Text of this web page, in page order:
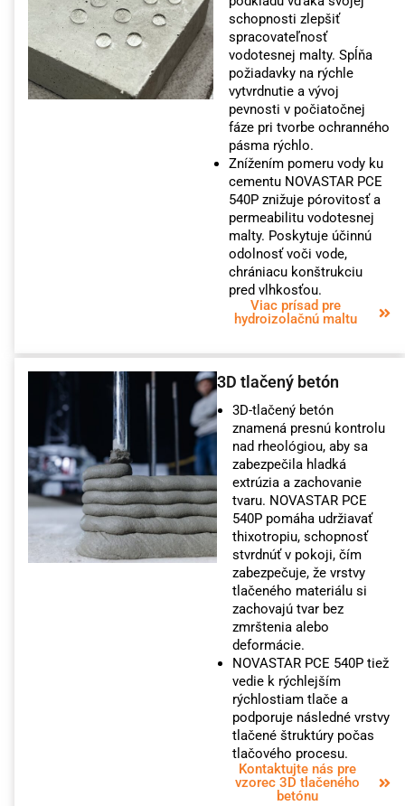
schopnosti zlepšiť
spracovateľnosť
vodotesnej malty. Spĺňa
požiadavky na rýchle
vytvrdnutie a vývoj
pevnosti v počiatočnej
fáze pri tvorbe ochranného
pásma rýchlo.
Znížením pomeru vody ku
cementu NOVASTAR PCE
540P znižuje pórovitosť a
permeabilitu vodotesnej
malty. Poskytuje účinnú
odolnosť voči vode,
chrániacu konštrukciu
pred vlhkosťou.
Viac prísad pre
hydroizolačnú maltu
3D tlačený betón
3D-tlačený betón
znamená presnú kontrolu
nad rheológiou, aby sa
zabezpečila hladká
extrúzia a zachovanie
tvaru. NOVASTAR PCE
540P pomáha udržiavať
thixotropiu, schopnosť
stvrdnúť v pokoji, čím
zabezpečuje, že vrstvy
tlačeného materiálu si
zachovajú tvar bez
zmrštenia alebo
deformácie.
NOVASTAR PCE 540P tiež
vedie k rýchlejším
rýchlostiam tlače a
podporuje následné vrstvy
tlačené štruktúry počas
tlačového procesu.
Kontaktujte nás pre
vzorec 3D tlačeného
betónu